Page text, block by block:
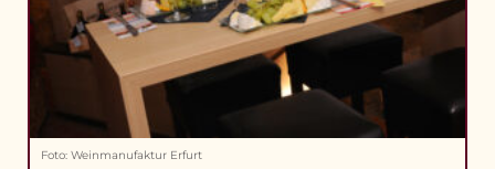
Foto: Weinmanufaktur Erfurt